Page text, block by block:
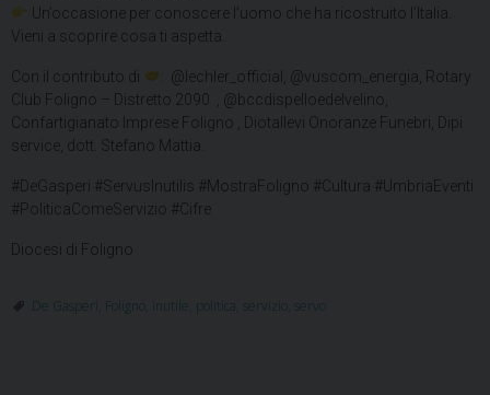
Un’occasione per conoscere l’uomo che ha ricostruito l’Italia.
Vieni a scoprire cosa ti aspetta.
Con il contributo di
: @lechler_official, @vuscom_energia, Rotary
Club Foligno – Distretto 2090 , @bccdispelloedelvelino,
Confartigianato Imprese Foligno , Diotallevi Onoranze Funebri, Dipi
service, dott. Stefano Mattia.
#DeGasperi #ServusInutilis #MostraFoligno #Cultura #UmbriaEventi
#PoliticaComeServizio #Cifre
Diocesi di Foligno
De Gasperi Foligno inutile politica servizio servo